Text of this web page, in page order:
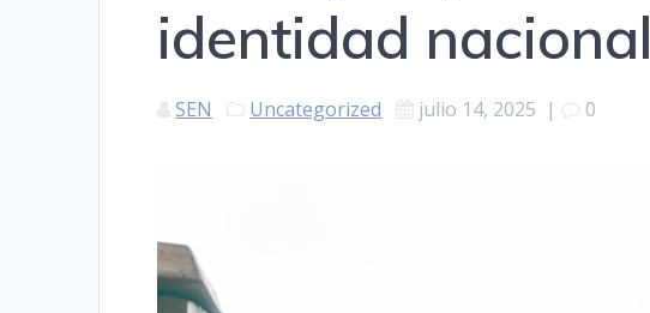
identidad nacional
SEN Uncategorized julio 14, 2025 | 0